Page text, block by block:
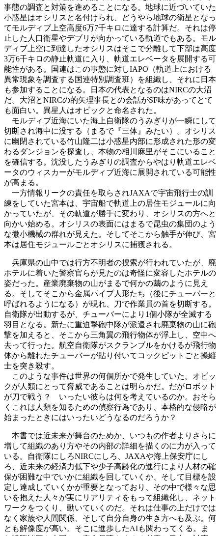
事態の調査と対策を進めることになる。地球に近づいていた
小惑星はオシリスと名付けられ、どうやら地球の衛星となっ
てモルディブ上空高度6万7千キロに達する計算だ。それは停
止した人口衛星やデブリが向かっている軌道でもある。モル
ディブ上空に到達したオシリスはそこで分離して下部は高度
3万6千キロの静止軌道に入り、軌道エレベータを展開する可
能性がある。国連はこの事態に対しIAPO（軌道上における
異常現象を調査する国連特別調査班）を組織し、それに日本
も参加することになる。日本の代表となるのはNIRCの大沼
だ。大沼とNIRCの的矢理事長との会話がSF味があってとて
も面白い。異星人はオビックと命名された。
モルディブ近海にいた海上自衛隊のうみぎりが一瞬にして
切断され海中に没する（まるで『三体』みたい）。オシリス
に幽閉されている竹山隆二は小惑星内部に形成された形の変
わるダンジョンを探査し、本物の相川麻里がそこにいること
を確信する。沈没したうみぎりの調査からやはり軌道エレベ
ータのウィスカーがモルディブ近海に展開されている可能性
が高まる。
一方情報リークの責任を取らされJAXAで宇宙飛行士の訓
練をしていた宮本は、宇宙船で軌道上の居住モジュールに向
かっていたが、その軌道が勝手に変わり、オシリスの方へと
向かい始める。オシリスの表面にはまるで昆虫の集団のよう
な微小機械の群れが見えた。そしてそこから触手が伸び、宮
本は居住モジュールごとオシリスに捕獲される。
兵庫県の山中では行方不明者の捜索が行われていたが、廃
ホテルに着いた警察官らが見たのは奇怪に変容したホテルの
姿だった。産業廃棄物の山がまるで何かの繭のように見え
る。そしてそこから金属パイプ人形たち（後にチューバーと
呼ばれるようになる）が現れ、刀で作業員の首を切断する。
自衛隊が出動するが、チューバーにより1個小隊が全滅する
羽目となる。新たに重迫撃砲中隊が派遣され廃棄物の山に砲
撃を加えると、そこから三角翼の飛行物体が浮上し、空中へ
去って行った。航空自衛隊がスクランブルをかけるが飛行物
体から離れたチューバーが貼り付いてコックピットごと操縦
士を突き殺す。
このような事件は世界の何個所かで発生していた。オビッ
クが人類にとって脅威であることは明らかだ。だがロボット
が刀で戦う？ いったい彼らは何を考えているのか。おそら
くこれは人類を知るための偵察行為であり、本格的な侵略が
始まったときにはいったいどうなるのだろうか？
本書では近未来が舞台のためか、いつもの作者よりさらに
増して組織のあり方やその内部の詳細を描くのに力が入って
いる。自衛隊にしろNIRCにしろ、JAXAや海上保安庁にし
ろ、近未来の経済力低下や少子高齢化の進行により人材の確
保が困難な中でいかに組織を回していくか、そして目標を設
定し達成していくかが重要となっており、その中で様々な思
いを抱えた人々が実にリアリティをもって組織化し、ネット
ワークをつくり、動いていくのだ。それは仕事の上だけでは
なく家族や人間関係、そして自分自身の生き方へも及ぶ。何
とも解像度が高い。そこに進歩したAIも関わってくる。ま